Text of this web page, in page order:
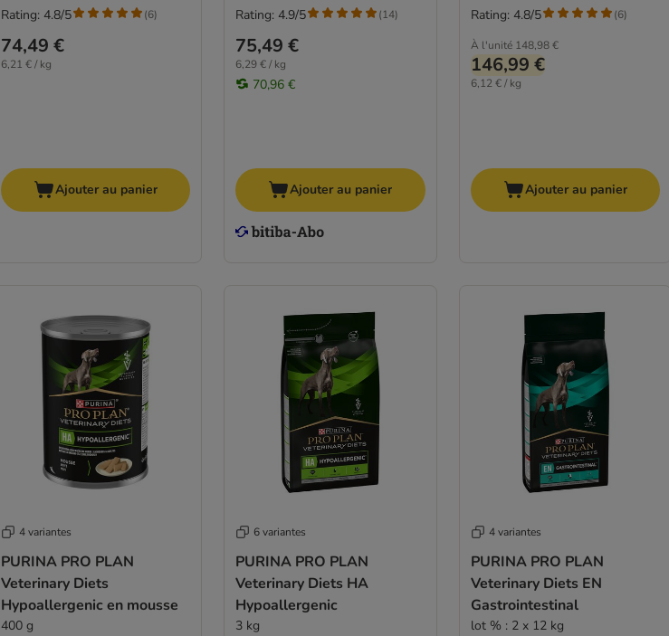
74,49 €
6,21 € / kg
Rating: 4.8/5 (6)
Ajouter au panier
75,49 €
6,29 € / kg
70,96 €
Rating: 4.9/5 (14)
Ajouter au panier
À l'unité 148,98 €
146,99 €
6,12 € / kg
Rating: 4.8/5 (6)
Ajouter au panier
4 variantes
PURINA PRO PLAN
Veterinary Diets
Hypoallergenic en mousse
400 g
6 variantes
PURINA PRO PLAN
Veterinary Diets HA
Hypoallergenic
3 kg
4 variantes
PURINA PRO PLAN
Veterinary Diets EN
Gastrointestinal
lot % : 2 x 12 kg